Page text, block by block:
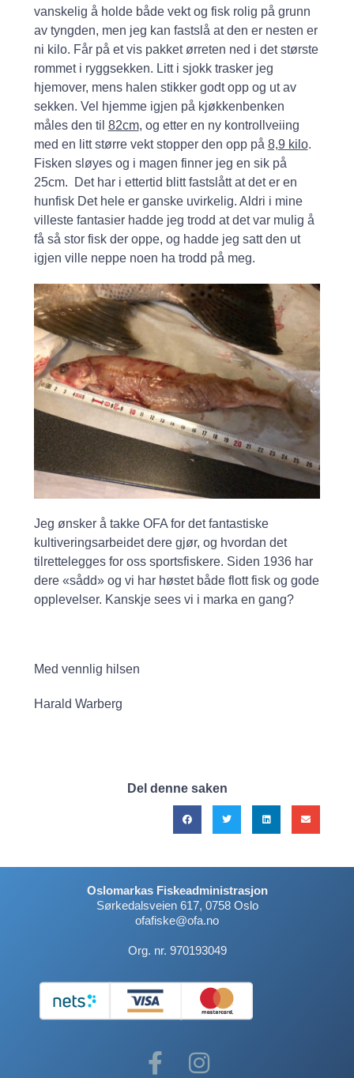
vanskelig å holde både vekt og fisk rolig på grunn
av tyngden, men jeg kan fastslå at den er nesten er
ni kilo. Får på et vis pakket ørreten ned i det største
rommet i ryggsekken. Litt i sjokk trasker jeg
hjemover, mens halen stikker godt opp og ut av
sekken. Vel hjemme igjen på kjøkkenbenken
måles den til 82cm, og etter en ny kontrollveiing
med en litt større vekt stopper den opp på 8,9 kilo.
Fisken sløyes og i magen finner jeg en sik på
25cm. Det har i ettertid blitt fastslått at det er en
hunfisk Det hele er ganske uvirkelig. Aldri i mine
villeste fantasier hadde jeg trodd at det var mulig å
få så stor fisk der oppe, og hadde jeg satt den ut
igjen ville neppe noen ha trodd på meg.
Jeg ønsker å takke OFA for det fantastiske
kultiveringsarbeidet dere gjør, og hvordan det
tilrettelegges for oss sportsfiskere. Siden 1936 har
dere «sådd» og vi har høstet både flott fisk og gode
opplevelser. Kanskje sees vi i marka en gang?
Med vennlig hilsen
Harald Warberg
Del denne saken
Oslomarkas Fiskeadministrasjon
Sørkedalsveien 617, 0758 Oslo
ofafiske@ofa.no
Org. nr. 970193049